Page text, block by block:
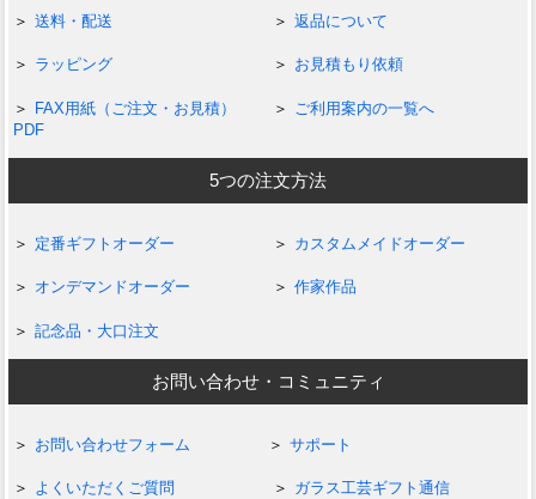
送料・配送 返品について
ラッピング お見積もり依頼
FAX用紙（ご注文・お見積）
PDF
ご利用案内の一覧へ
5つの注文方法
定番ギフトオーダー カスタムメイドオーダー
オンデマンドオーダー 作家作品
記念品・大口注文
お問い合わせ・コミュニティ
お問い合わせフォーム サポート
よくいただくご質問 ガラス工芸ギフト通信